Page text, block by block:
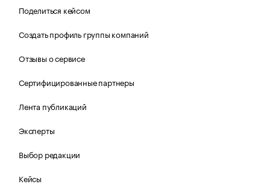
Поделиться кейсом
Создать профиль группы компаний
Отзывы о сервисе
Сертифицированные партнеры
Лента публикаций
Эксперты
Выбор редакции
Кейсы